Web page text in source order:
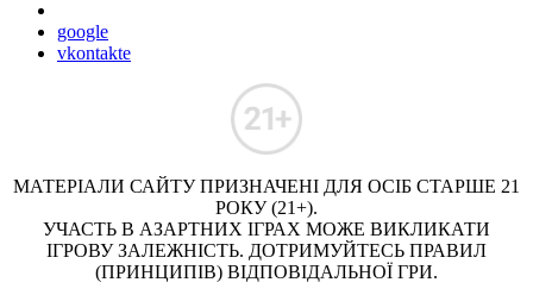
google
vkontakte
МАТЕРІАЛИ САЙТУ ПРИЗНАЧЕНІ ДЛЯ ОСІБ СТАРШЕ 21
РОКУ (21+).
УЧАСТЬ В АЗАРТНИХ ІГРАХ МОЖЕ ВИКЛИКАТИ
ІГРОВУ ЗАЛЕЖНІСТЬ. ДОТРИМУЙТЕСЬ ПРАВИЛ
(ПРИНЦИПІВ) ВІДПОВІДАЛЬНОЇ ГРИ.